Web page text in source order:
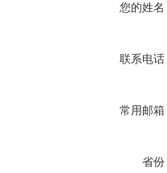
您的姓名
联系电话
常用邮箱
省份